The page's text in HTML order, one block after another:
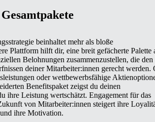
beinhaltet mehr als bloße
Plattform hilft dir, eine breit gefächerte Palette
Belohnungen zusammenzustellen, die den
deiner Mitarbeiter:innen gerecht werden.
oder wettbewerbsfähige
Benefitspaket zeigst du deinen
ihre Leistung wertschätzt. Engagement für das
von Mitarbeiter:innen steigert ihre
ihre Motivation.